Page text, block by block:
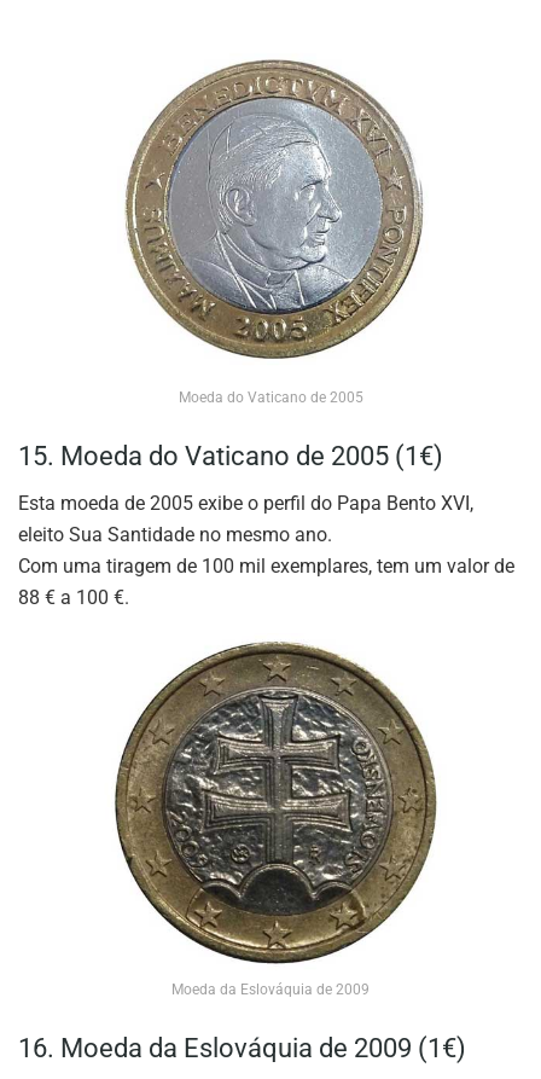
Moeda do Vaticano de 2005
15. Moeda do Vaticano de 2005 (1€)
Esta moeda de 2005 exibe o perfil do Papa Bento XVI,
eleito Sua Santidade no mesmo ano.
Com uma tiragem de 100 mil exemplares, tem um valor de
88 € a 100 €.
Moeda da Eslováquia de 2009
16. Moeda da Eslováquia de 2009 (1€)